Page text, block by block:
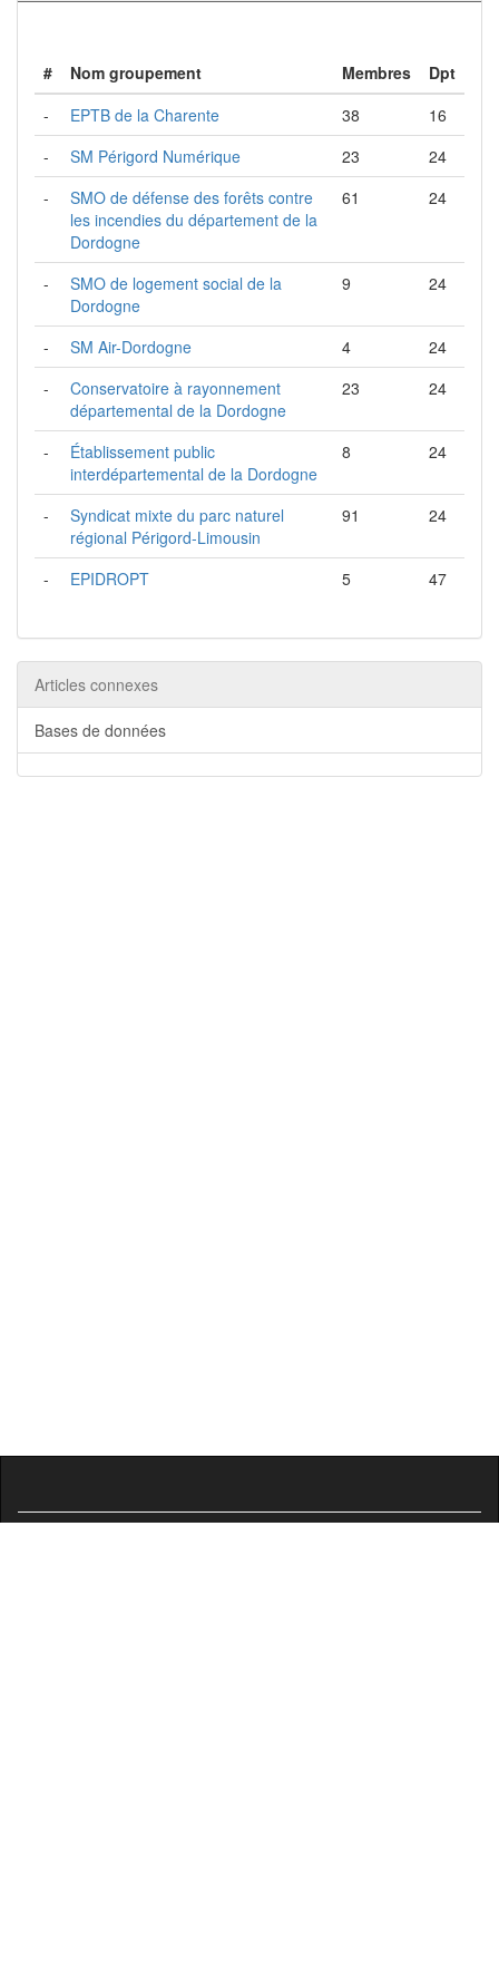
# Nom groupement Membres
Dpt
-
EPTB de la Charente 38
16
-
SM Périgord Numérique 23
24
-
SMO de défense des forêts contre
les incendies du département de la
Dordogne
61 24
-
SMO de logement social de la
Dordogne
9 24
- SM Air-Dordogne 4
24
-
Conservatoire à rayonnement
départemental de la Dordogne
23 24
-
Établissement public
interdépartemental de la Dordogne
8 24
-
Syndicat mixte du parc naturel
régional Périgord-Limousin
91 24
- EPIDROPT 5 47
Articles connexes
Bases de données